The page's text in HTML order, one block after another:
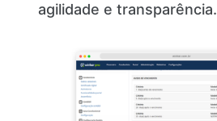
agilidade e transparência.